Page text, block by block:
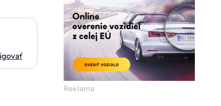
Reklama